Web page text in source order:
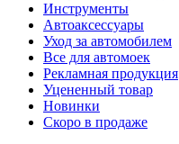
Инструменты
Автоаксессуары
Уход за автомобилем
Все для автомоек
Рекламная продукция
Уцененный товар
Новинки
Скоро в продаже